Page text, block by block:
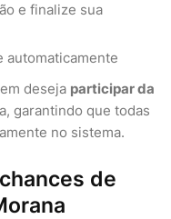
e finalize sua
automaticamente
deseja participar da
garantindo que todas
no sistema.
de